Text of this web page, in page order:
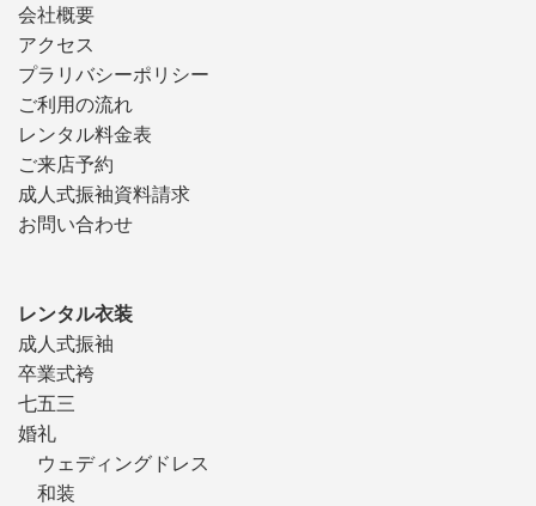
会社概要
アクセス
プラリバシーポリシー
ご利用の流れ
レンタル料金表
ご来店予約
成人式振袖資料請求
お問い合わせ
レンタル衣装
成人式振袖
卒業式袴
七五三
婚礼
ウェディングドレス
和装